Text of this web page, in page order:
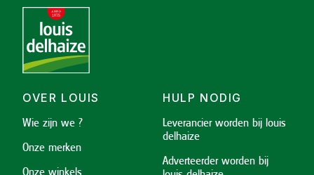
OVER LOUIS
Wie zijn we ?
Onze merken
Onze winkels
HULP NODIG
Leverancier worden bij louis
delhaize
Adverteerder worden bij